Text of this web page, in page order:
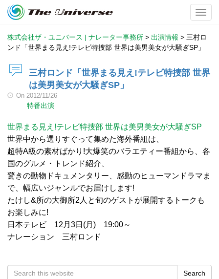
株式会社ザ・ユニバース | ナレーター事務所 > 出演情報 > 三村ロ
ンド「世界まる見え!テレビ特捜部 世界は美男美女が大騒ぎSP」
三村ロンド「世界まる見え!テレビ特捜部 世界
は美男美女が大騒ぎSP」
On 2012/11/26
特番出演
世界まる見え!テレビ特捜部 世界は美男美女が大騒ぎSP
世界中から選りすぐって集めた海外番組は、
超特A級の素材ばかり!大爆笑のバラエティー番組から、各
国のグルメ・トレンド紹介、
驚きの動物ドキュメンタリー、感動のヒューマンドラマま
で、幅広いジャンルでお届けします!
たけし&所の大御所2人と旬のゲストが展開するトークも
お楽しみに!
日本テレビ 12月3日(月) 19:00～
ナレーション 三村ロンド
Search